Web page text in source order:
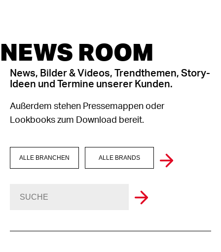
NEWS ROOM
News, Bilder & Videos, Trendthemen, Story-
Ideen und Termine unserer Kunden.
Außerdem stehen Pressemappen oder
Lookbooks zum Download bereit.
ALLE BRANCHEN ALLE BRANDS